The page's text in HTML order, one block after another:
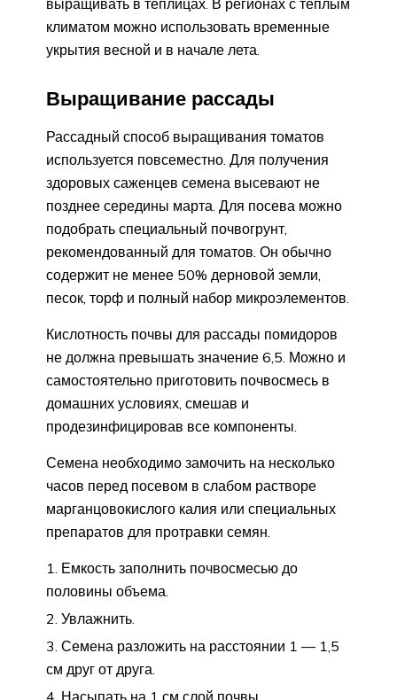
климатом можно использовать временные
укрытия весной и в начале лета.
Выращивание рассады
Рассадный способ выращивания томатов
используется повсеместно. Для получения
здоровых саженцев семена высевают не
позднее середины марта. Для посева можно
подобрать специальный почвогрунт,
рекомендованный для томатов. Он обычно
содержит не менее 50% дерновой земли,
песок, торф и полный набор микроэлементов.
Кислотность почвы для рассады помидоров
не должна превышать значение 6,5. Можно и
самостоятельно приготовить почвосмесь в
домашних условиях, смешав и
продезинфицировав все компоненты.
Семена необходимо замочить на несколько
часов перед посевом в слабом растворе
марганцовокислого калия или специальных
препаратов для протравки семян.
Емкость заполнить почвосмесью до
половины объема.
Увлажнить.
Семена разложить на расстоянии 1 — 1,5
см друг от друга.
Насыпать на 1 см слой почвы.